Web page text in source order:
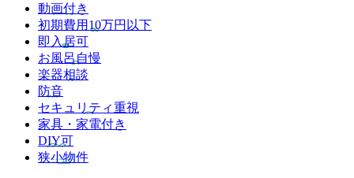
動画付き
初期費用10万円以下
即入居可
お風呂自慢
楽器相談
防音
セキュリティ重視
家具・家電付き
DIY可
狭小物件